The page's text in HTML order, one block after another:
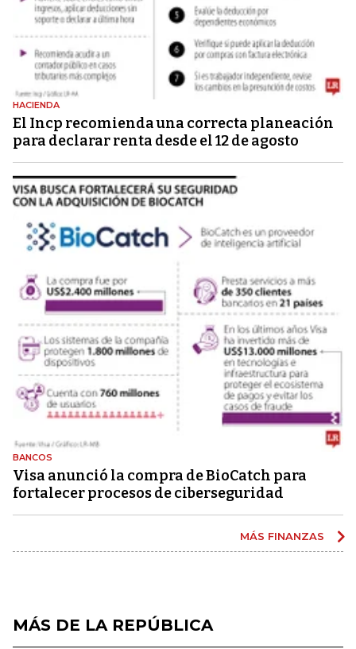
HACIENDA
El Incp recomienda una correcta planeación
para declarar renta desde el 12 de agosto
BANCOS
Visa anunció la compra de BioCatch para
fortalecer procesos de ciberseguridad
MÁS FINANZAS
MÁS DE LA REPÚBLICA